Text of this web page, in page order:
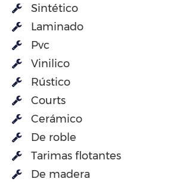
Sintético
Laminado
Pvc
Vinilico
Rústico
Courts
Cerámico
De roble
Tarimas flotantes
De madera